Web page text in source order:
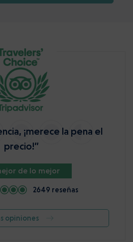
¡merece la pena el
precio!”
de lo mejor
2649 reseñas
opiniones